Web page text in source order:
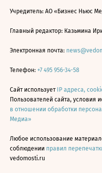
Учредитель: АО «Бизнес Ньюс
Главный редактор: Казьмина
Электронная почта:
Телефон: +7 495 956-34-58
Сайт использует IP адреса,
Пользователей сайта, условия
в отношении обработки
Медиа»
Любое использование
соблюдении правил
vedomosti.ru